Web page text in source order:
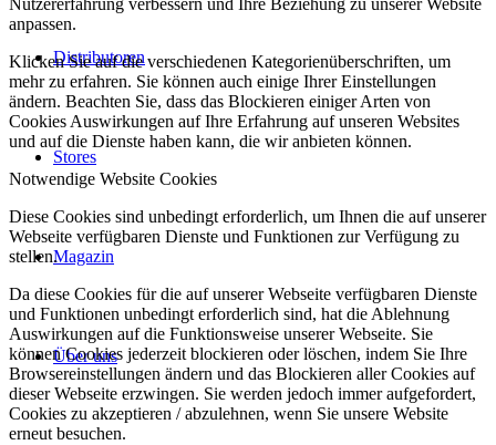
Distributoren
Stores
Magazin
Über uns
anpassen.
Klicken Sie auf die verschiedenen Kategorienüberschriften, um
mehr zu erfahren. Sie können auch einige Ihrer Einstellungen
ändern. Beachten Sie, dass das Blockieren einiger Arten von
Cookies Auswirkungen auf Ihre Erfahrung auf unseren Websites
und auf die Dienste haben kann, die wir anbieten können.
Notwendige Website Cookies
Diese Cookies sind unbedingt erforderlich, um Ihnen die auf unserer
Webseite verfügbaren Dienste und Funktionen zur Verfügung zu
stellen.
Da diese Cookies für die auf unserer Webseite verfügbaren Dienste
und Funktionen unbedingt erforderlich sind, hat die Ablehnung
Auswirkungen auf die Funktionsweise unserer Webseite. Sie
können Cookies jederzeit blockieren oder löschen, indem Sie Ihre
Browsereinstellungen ändern und das Blockieren aller Cookies auf
dieser Webseite erzwingen. Sie werden jedoch immer aufgefordert,
Cookies zu akzeptieren / abzulehnen, wenn Sie unsere Website
erneut besuchen.